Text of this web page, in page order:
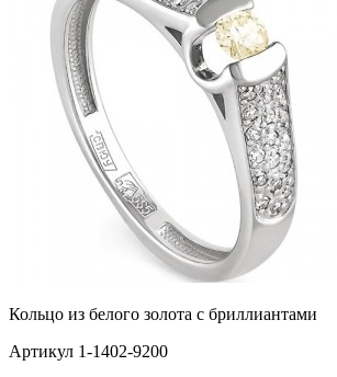
Кольцо из белого золота с бриллиантами
Артикул 1-1402-9200